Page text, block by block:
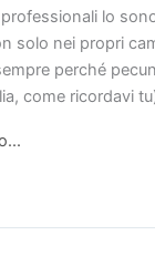
lo
solo nei propri
perché
come ricordavi